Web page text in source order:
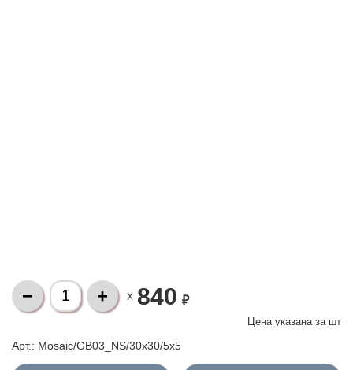
X 840 ₽
Цена указана за шт
Арт.: Mosaic/GB03_NS/30x30/5x5